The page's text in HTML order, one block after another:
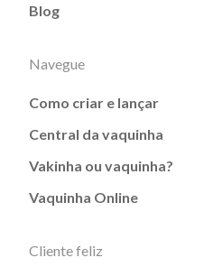
Blog
Navegue
Como criar e lançar
Central da vaquinha
Vakinha ou vaquinha?
Vaquinha Online
Cliente feliz